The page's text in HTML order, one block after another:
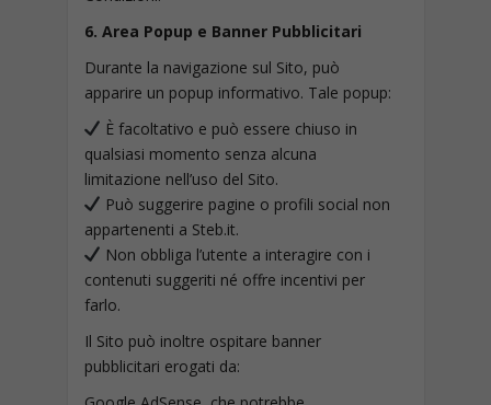
6. Area Popup e Banner Pubblicitari
Durante la navigazione sul Sito, può
apparire un popup informativo. Tale popup:
È facoltativo e può essere chiuso in
qualsiasi momento senza alcuna
limitazione nell’uso del Sito.
Può suggerire pagine o profili social non
appartenenti a Steb.it.
Non obbliga l’utente a interagire con i
contenuti suggeriti né offre incentivi per
farlo.
Il Sito può inoltre ospitare banner
pubblicitari erogati da: